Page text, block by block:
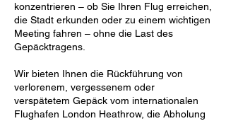
konzentrieren – ob Sie Ihren Flug erreichen,
die Stadt erkunden oder zu einem wichtigen
Meeting fahren – ohne die Last des
Gepäcktragens.
Wir bieten Ihnen die Rückführung von
verlorenem, vergessenem oder
verspätetem Gepäck vom internationalen
Flughafen London Heathrow, die Abholung